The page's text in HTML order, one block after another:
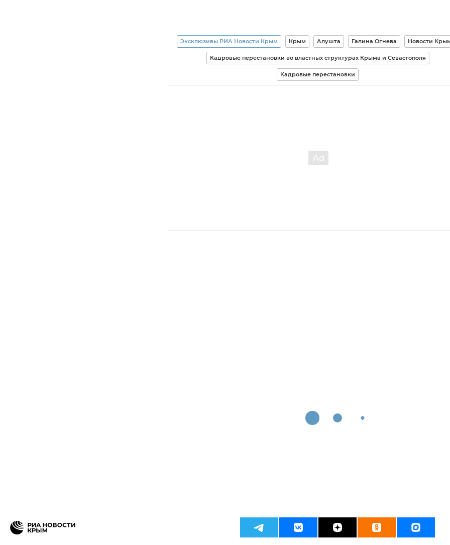
Эксклюзивы РИА Новости Крым Крым Алушта Галина Огнева Новости
Кадровые перестановки во властных структурах Крыма и Севастополя
Кадровые перестановки